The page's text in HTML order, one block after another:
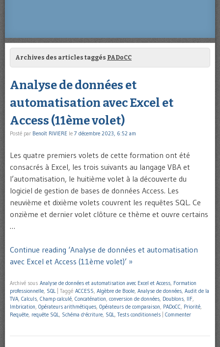
Archives des articles taggés PADoCC
Analyse de données et
automatisation avec Excel et
Access (11ème volet)
Posté par Benoît RIVIERE le 7 décembre 2023, 6:52 am
Les quatre premiers volets de cette formation ont été
consacrés à Excel, les trois suivants au langage VBA et
l’automatisation, le huitième volet à la découverte du
logiciel de gestion de bases de données Access. Les
neuvième et dixième volets couvrent les requêtes SQL. Ce
onzième et dernier volet clôture ce thème et ouvre certains
…
Continue reading ‘Analyse de données et automatisation
avec Excel et Access (11ème volet)’ »
Archivé sous Analyse de données et automatisation avec Excel et Access, Formation
professionnelle, SQL Taggé ACCESS, Algèbre de Boole, Analyse de données, Audit de la
TVA, Calculs, Champ calculé, Concaténation, conversion de données, Doublons, IIF,
Imbrication, Opérateurs arithmétiques, Opérateurs de comparaison, PADoCC, Priorité,
Requête, requête SQL, Schéma d'écriture, SQL, Tests conditionnels Commenter